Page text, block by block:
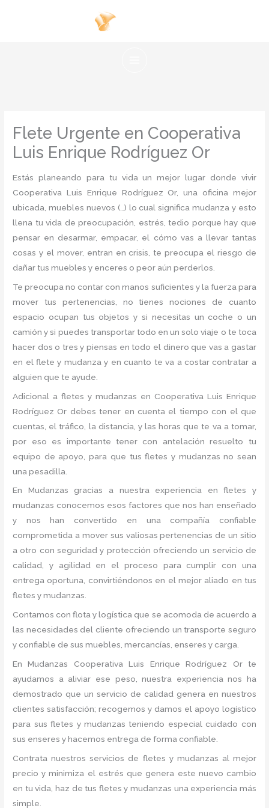
Flete Urgente en Cooperativa
Luis Enrique Rodríguez Or
Estás planeando para tu vida un mejor lugar donde vivir
Cooperativa Luis Enrique Rodríguez Or, una oficina mejor
ubicada, muebles nuevos (…) lo cual significa mudanza y esto
llena tu vida de preocupación, estrés, tedio porque hay que
pensar en desarmar, empacar, el cómo vas a llevar tantas
cosas y el mover, entran en crisis, te preocupa el riesgo de
dañar tus muebles y enceres o peor aún perderlos.
Te preocupa no contar con manos suficientes y la fuerza para
mover tus pertenencias, no tienes nociones de cuanto
espacio ocupan tus objetos y si necesitas un coche o un
camión y si puedes transportar todo en un solo viaje o te toca
hacer dos o tres y piensas en todo el dinero que vas a gastar
en el flete y mudanza y en cuanto te va a costar contratar a
alguien que te ayude.
Adicional a fletes y mudanzas en Cooperativa Luis Enrique
Rodríguez Or debes tener en cuenta el tiempo con el que
cuentas, el tráfico, la distancia, y las horas que te va a tomar,
por eso es importante tener con antelación resuelto tu
equipo de apoyo, para que tus fletes y mudanzas no sean
una pesadilla.
En Mudanzas gracias a nuestra experiencia en fletes y
mudanzas conocemos esos factores que nos han enseñado
y nos han convertido en una compañía confiable
comprometida a mover sus valiosas pertenencias de un sitio
a otro con seguridad y protección ofreciendo un servicio de
calidad, y agilidad en el proceso para cumplir con una
entrega oportuna, convirtiéndonos en el mejor aliado en tus
fletes y mudanzas.
Contamos con flota y logística que se acomoda de acuerdo a
las necesidades del cliente ofreciendo un transporte seguro
y confiable de sus muebles, mercancías, enseres y carga.
En Mudanzas Cooperativa Luis Enrique Rodríguez Or te
ayudamos a aliviar ese peso, nuestra experiencia nos ha
demostrado que un servicio de calidad genera en nuestros
clientes satisfacción; recogemos y damos el apoyo logístico
para sus fletes y mudanzas teniendo especial cuidado con
sus enseres y hacemos entrega de forma confiable.
Contrata nuestros servicios de fletes y mudanzas al mejor
precio y minimiza el estrés que genera este nuevo cambio
en tu vida, haz de tus fletes y mudanzas una experiencia más
simple.